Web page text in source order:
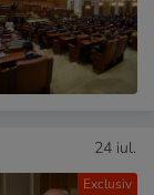
Exclusiv
24 iul.